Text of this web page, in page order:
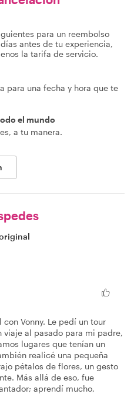
para un reembolso
antes de tu experiencia,
la tarifa de servicio.
para una fecha y hora que te
el mundo
a tu manera.
Vonny. Le pedí un tour
viaje al pasado para mi padre,
lugares que tenían un
realicé una pequeña
pétalos de flores, un gesto
Más allá de eso, fue
aprendí mucho,